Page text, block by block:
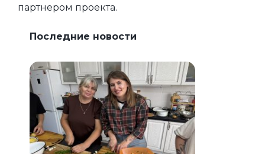
партнером проекта.
Последние новости